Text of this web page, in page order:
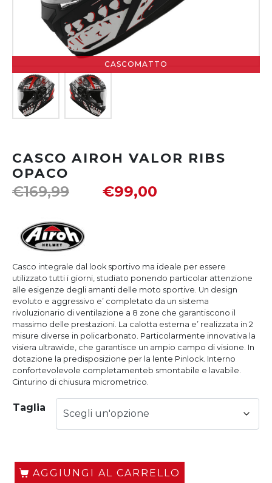
CASCOMATTO
CASCO AIROH VALOR RIBS
OPACO
€169,99 €99,00
Casco integrale dal look sportivo ma ideale per essere
utilizzato tutti i giorni, studiato ponendo particolar attenzione
alle esigenze degli amanti delle moto sportive. Un design
evoluto e aggressivo e’ completato da un sistema
rivoluzionario di ventilazione a 8 zone che garantiscono il
massimo delle prestazioni. La calotta esterna e’ realizzata in 2
misure diverse in policarbonato. Particolarmente innovativa la
visiera ultrawide, che garantisce un ampio campo di visione. In
dotazione la predisposizione per la lente Pinlock. Interno
confortevolevole completamenteb smontabile e lavabile.
Cinturino di chiusura micrometrico.
Taglia
AGGIUNGI AL CARRELLO